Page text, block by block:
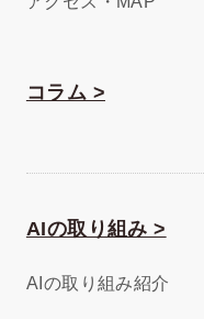
コラム >
AIの取り組み >
AIの取り組み紹介